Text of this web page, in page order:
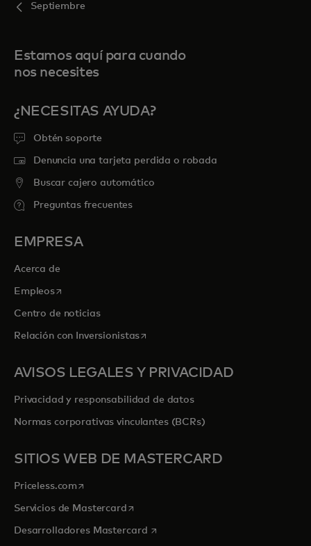
Septiembre
Estamos aquí para cuando
nos necesites
¿NECESITAS AYUDA?
Obtén soporte
Denuncia una tarjeta perdida o robada
Buscar cajero automático
Preguntas frecuentes
EMPRESA
Acerca de
Empleosse abre en una pestaña nueva
Centro de noticias
Relación con Inversionistasse abre en una pestaña nueva
AVISOS LEGALES Y PRIVACIDAD
Privacidad y responsabilidad de datos
Normas corporativas vinculantes (BCRs)
SITIOS WEB DE MASTERCARD
Priceless.com se abre en una pestaña nueva
Servicios de Mastercardse abre en una pestaña nueva
Desarrolladores Mastercard se abre en una pestaña nueva